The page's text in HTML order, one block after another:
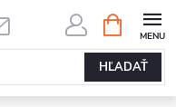
HĽADAŤ
KOŠÍK